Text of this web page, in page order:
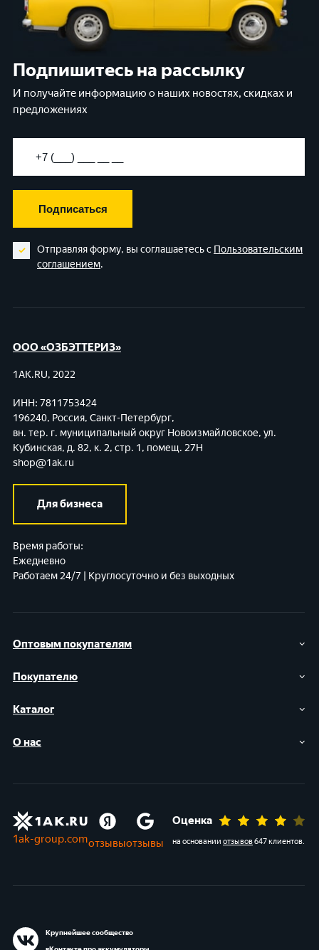
Подпишитесь на рассылку
И получайте информацию о наших новостях, скидках и
предложениях
Подписаться
Отправляя форму, вы соглашаетесь с Пользовательским
соглашением.
Оптовым покупателям
Покупателю
Каталог
О нас
ООО «ОЗБЭТТЕРИЗ»
1AK.RU, 2022
ИНН: 7811753424
196240, Россия, Санкт-Петербург,
вн. тер. г. муниципальный округ Новоизмайловское, ул.
Кубинская, д. 82, к. 2, стр. 1, помещ. 27Н
shop@1ak.ru
Для бизнеса
Время работы:
Ежедневно
Работаем 24/7 | Круглосуточно и без выходных
1ak-group.comотзывыотзывы
Оценка
на основании отзывов647 клиентов.
Крупнейшее сообщество